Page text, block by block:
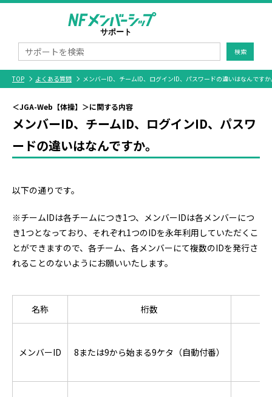
検索
TOP よくある質問 メンバーID、チームID、ログインID、パスワードの違いはなんです
＜JGA-Web【体操】＞に関する内容
メンバーID、チームID、ログインID、パスワ
ードの違いはなんですか。
以下の通りです。
※チームIDは各チームにつき1つ、メンバーIDは各メンバーにつ
き1つとなっており、それぞれ1つのIDを永年利用していただくこ
とができますので、各チーム、各メンバーにて複数のIDを発行さ
れることのないようにお願いいたします。
名称 桁数
メンバーID 8または9から始まる9ケタ（自動付番）